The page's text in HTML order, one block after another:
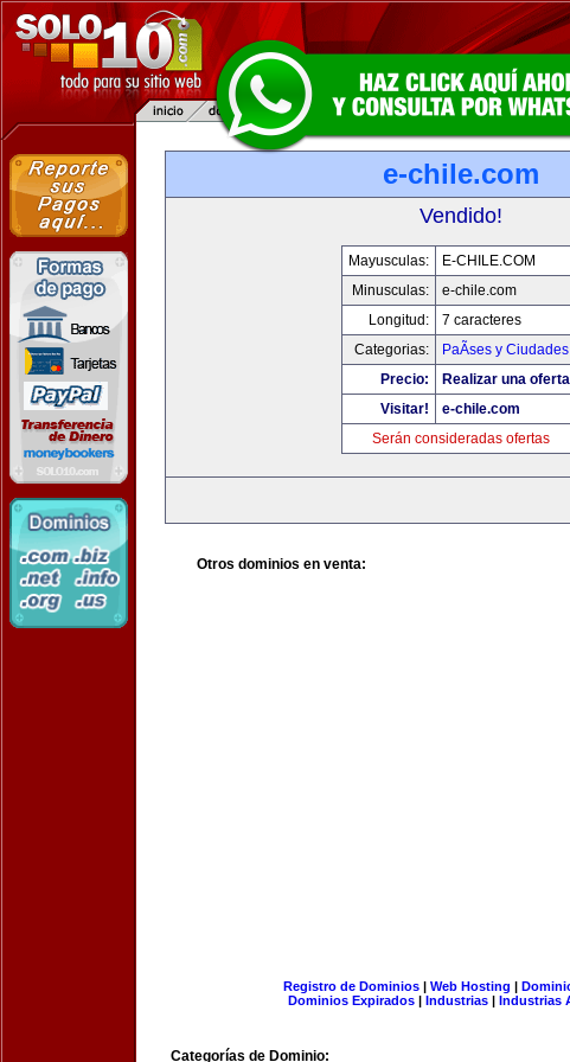
e-chile.com
Vendido!
Mayusculas:
E-CHILE.COM
Minusculas:
e-chile.com
Longitud:
7 caracteres
Categorias:
PaÃ­ses y Ciudades
Precio:
Realizar una
Visitar!
e-chile.com
Serán consideradas ofertas
Otros dominios en venta:
Registro de Dominios| Web Hosting |
Dominios Expirados | Industrias | Industrias
Categorías de Dominio: